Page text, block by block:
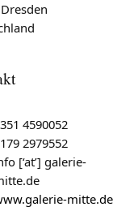
4590052
2979552
[‘at’] galerie-
mitte.de